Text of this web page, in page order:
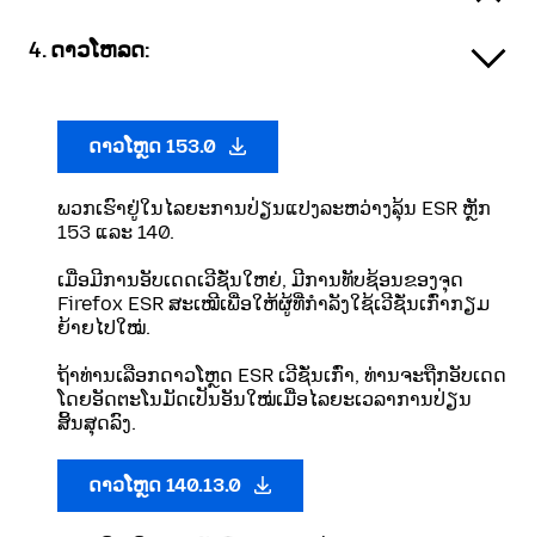
4. ດາວໂຫລດ:
ດາວໂຫຼດ 153.0
ພວກເຮົາຢູ່ໃນໄລຍະການປ່ຽນແປງລະຫວ່າງລຸ້ນ ESR ຫຼັກ
153 ແລະ 140.
ເມື່ອມີການອັບເດດເວີຊັ່ນໃຫຍ່, ມີການທັບຊ້ອນຂອງຈຸດ
Firefox ESR ສະເໝີເພື່ອໃຫ້ຜູ້ທີ່ກຳລັງໃຊ້ເວີຊັ່ນເກົ່າກຽມ
ຍ້າຍໄປໃໝ່.
ຖ້າທ່ານເລືອກດາວໂຫຼດ ESR ເວີຊັ່ນເກົ່າ, ທ່ານຈະຖືກອັບເດດ
ໂດຍອັດຕະໂນມັດເປັນອັນໃໝ່ເມື່ອໄລຍະເວລາການປ່ຽນ
ສິ້ນສຸດລົງ.
ດາວໂຫຼດ 140.13.0